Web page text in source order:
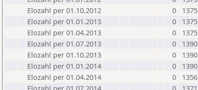
Elozahl per 01.10.2012
0
1375
Elozahl per 01.01.2013
0
1375
Elozahl per 01.04.2013
0
1375
Elozahl per 01.07.2013
0
1390
Elozahl per 01.10.2013
0
1390
Elozahl per 01.01.2014
0
1390
Elozahl per 01.04.2014
0
1356
Elozahl per 01.07.2014
0
1371